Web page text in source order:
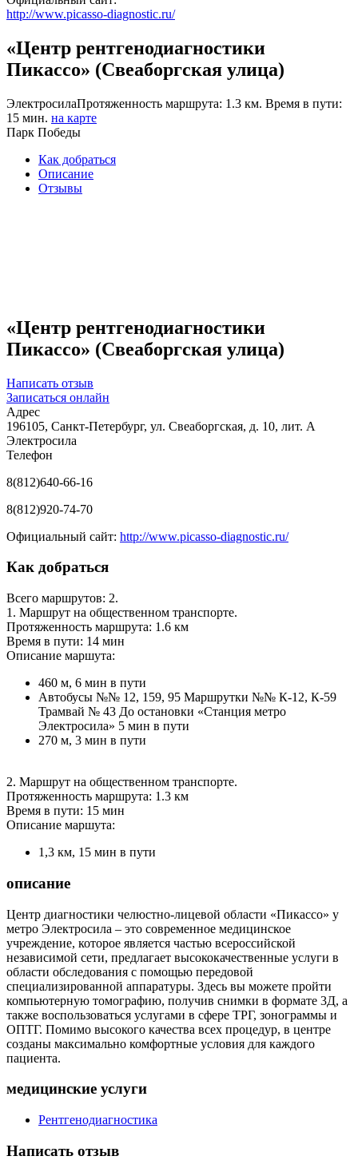
http://www.picasso-diagnostic.ru/
«Центр рентгенодиагностики
Пикассо» (Свеаборгская улица)
ЭлектросилаПротяженность маршрута: 1.3 км. Время в пути:
15 мин. на карте
Парк Победы
Как добраться
Описание
Отзывы
«Центр рентгенодиагностики
Пикассо» (Свеаборгская улица)
Написать отзыв
Записаться онлайн
Адрес
196105, Санкт-Петербург, ул. Свеаборгская, д. 10, лит. А
Электросила
Телефон
8(812)640-66-16
8(812)920-74-70
Официальный сайт: http://www.picasso-diagnostic.ru/
Как добраться
Всего маршрутов: 2.
1. Маршрут на общественном транспорте.
Протяженность маршрута: 1.6 км
Время в пути: 14 мин
Описание маршута:
460 м, 6 мин в пути
Автобусы №№ 12, 159, 95 Маршрутки №№ К-12, К-59
Трамвай № 43 До остановки «Станция метро
Электросила» 5 мин в пути
270 м, 3 мин в пути
2. Маршрут на общественном транспорте.
Протяженность маршрута: 1.3 км
Время в пути: 15 мин
Описание маршута:
1,3 км, 15 мин в пути
описание
Центр диагностики челюстно-лицевой области «Пикассо» у
метро Электросила – это современное медицинское
учреждение, которое является частью всероссийской
независимой сети, предлагает высококачественные услуги в
области обследования с помощью передовой
специализированной аппаратуры. Здесь вы можете пройти
компьютерную томографию, получив снимки в формате 3Д, а
также воспользоваться услугами в сфере ТРГ, зонограммы и
ОПТГ. Помимо высокого качества всех процедур, в центре
созданы максимально комфортные условия для каждого
пациента.
медицинские услуги
Рентгенодиагностика
Написать отзыв